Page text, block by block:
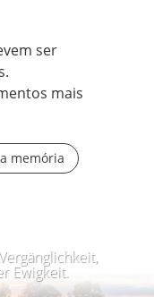
ser
mais
memória
Ewigkeit.